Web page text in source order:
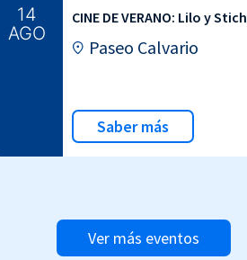
14
AGO
CINE DE VERANO: Lilo y Stich
Paseo Calvario
Saber más
Ver más eventos